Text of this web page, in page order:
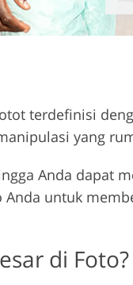
terdefinisi
yang
Anda dapat
untuk
di Foto?